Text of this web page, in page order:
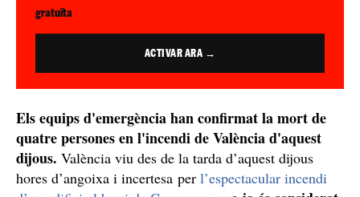
gratuïta
ACTIVAR ARA →
Els equips d'emergència han confirmat la mort de
quatre persones en l'incendi de València d'aquest
dijous. València viu des de la tarda d’aquest dijous
hores d’angoixa i incertesa per l’espectacular incendi